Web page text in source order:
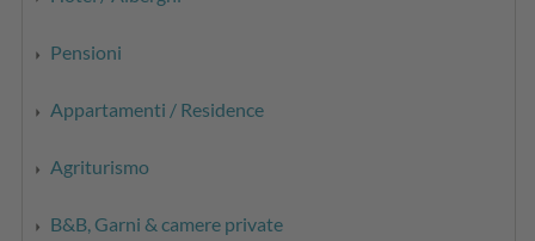
Pensioni
Appartamenti / Residence
Agriturismo
B&B, Garni & camere private